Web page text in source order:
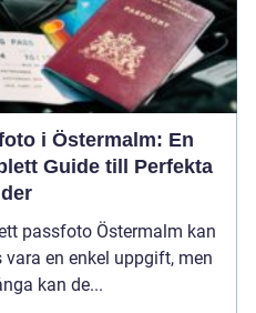
i Östermalm: En
Guide till Perfekta
passfoto Östermalm kan
vara en enkel uppgift, men
kan de...